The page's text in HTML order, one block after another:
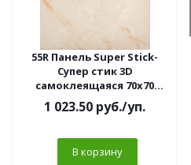
55R Панель Super Stick-
Супер стик 3D
самоклеящаяся 70х70
Камень Kyanite golden (10
шт/уп)5мм
1 023.50 руб./уп.
В корзину